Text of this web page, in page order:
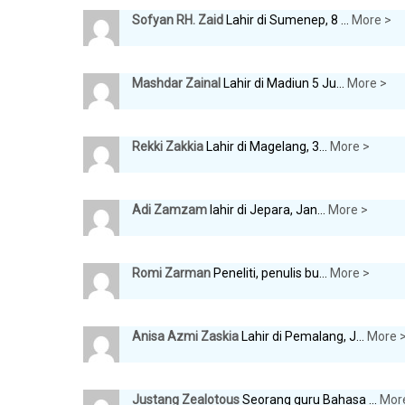
Sofyan RH. Zaid Lahir di Sumenep, 8 ... More >
Mashdar Zainal Lahir di Madiun 5 Ju... More >
Rekki Zakkia Lahir di Magelang, 3... More >
Adi Zamzam lahir di Jepara, Jan... More >
Romi Zarman Peneliti, penulis bu... More >
Anisa Azmi Zaskia Lahir di Pemalang, J... More >
Justang ZealotousSeorang guru Bahasa ...